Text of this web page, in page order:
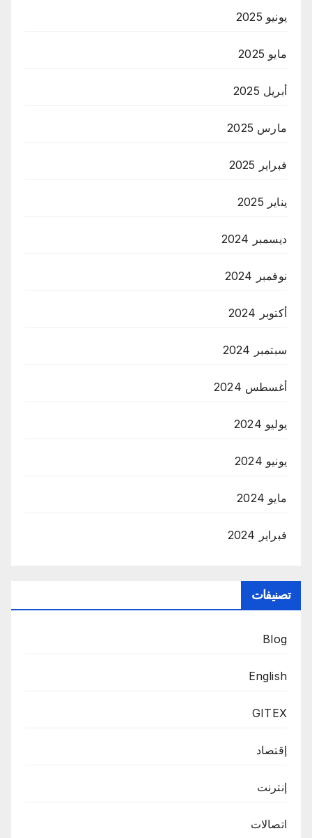
يونيو 2025
مايو 2025
أبريل 2025
مارس 2025
فبراير 2025
يناير 2025
ديسمبر 2024
نوفمبر 2024
أكتوبر 2024
سبتمبر 2024
أغسطس 2024
يوليو 2024
يونيو 2024
مايو 2024
فبراير 2024
تصنيفات
Blog
English
GITEX
إقتصاد
إنترنت
اتصالات